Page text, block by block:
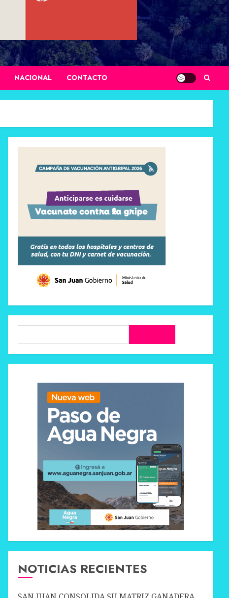
NACIONAL CONTACTO
NOTICIAS RECIENTES